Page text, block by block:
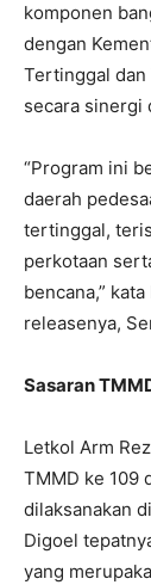
komponen
dengan
Tertinggal dan
secara sinergi
“Program ini
daerah
tertinggal,
perkotaan
bencana,”
releasenya,
Sasaran
Letkol Arm
TMMD ke 109
dilaksanakan
Digoel
yang